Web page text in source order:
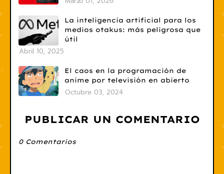
La inteligencia artificial para los
medios otakus: más peligrosa que
útil
Abril 10, 2025
El caos en la programación de
anime por televisión en abierto
Octubre 03, 2024
PUBLICAR UN COMENTARIO
0 Comentarios